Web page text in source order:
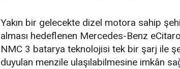
Yakın bir gelecekte dizel motora sahip
alması hedeflenen Mercedes-Benz
NMC 3 batarya teknolojisi tek bir şarj ile
duyulan menzile ulaşılabilmesine imkân